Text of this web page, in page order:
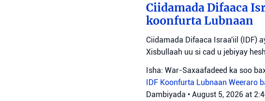
Ciidamada Difaaca
koonfurta Lubnaan
Ciidamada Difaaca Israa'iil (IDF)
Xisbullaah uu si cad u jebiyay
Isha: War-Saxaafadeed ka soo
IDF Koonfurta Lubnaan Weeraro
Dambiyada • August 5, 2026 at